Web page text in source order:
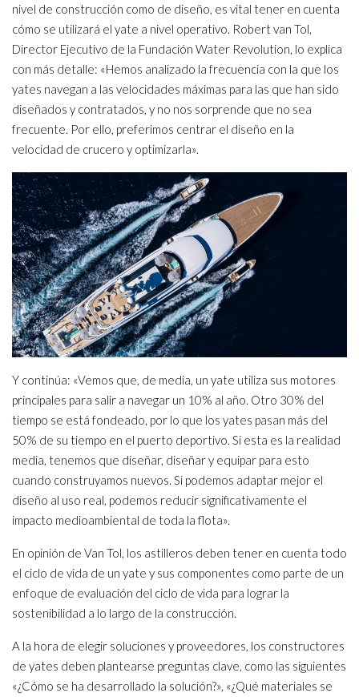
nivel de construcción como de diseño, es vital tener en cuenta
cómo se utilizará el yate a nivel operativo. Robert van Tol,
Director Ejecutivo de la Fundación Water Revolution, lo explica
con más detalle: «Hemos analizado la frecuencia con la que los
yates navegan a las velocidades máximas para las que han sido
diseñados y contratados, y no nos sorprende que no sea
frecuente. Por ello, preferimos centrar el diseño en la
velocidad de crucero y optimizarla».
Y continúa: «Vemos que, de media, un yate utiliza sus motores
principales para salir a navegar un 10% al año. Otro 30% del
tiempo se está fondeado, por lo que los yates pasan más del
50% de su tiempo en el puerto deportivo. Si esta es la realidad
media, tenemos que diseñar, diseñar y equipar para esto
cuando construyamos nuevos. Si podemos adaptar mejor el
diseño al uso real, podemos reducir significativamente el
impacto medioambiental de toda la flota».
En opinión de Van Tol, los astilleros deben tener en cuenta todo
el ciclo de vida de un yate y sus componentes como parte de un
enfoque de evaluación del ciclo de vida para lograr la
sostenibilidad a lo largo de la construcción.
A la hora de elegir soluciones y proveedores, los constructores
de yates deben plantearse preguntas clave, como las siguientes
«¿Cómo se ha desarrollado la solución?», «¿Qué materiales se